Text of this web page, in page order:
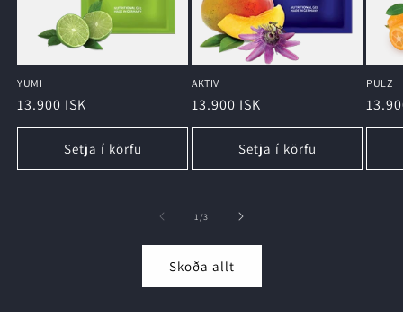
YUMI
Regular
price
13.900 ISK
Setja í körfu
AKTIV
Regular
price
13.900 ISK
Setja í körfu
PULZ
price
1/of
3
Skoða allt